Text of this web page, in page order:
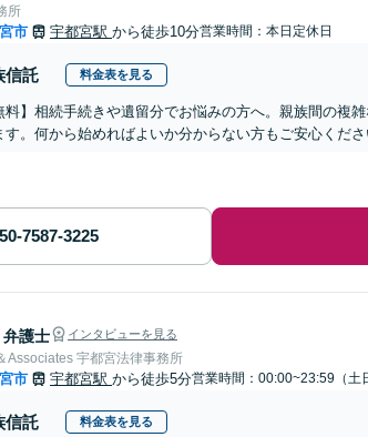
所
市 宇都宮駅 から徒歩10分営業時間：本日定休日
信託 料金表を見る
料】相続手続きや遺留分でお悩みの方へ。親族間の複
す。何から始めればよいか分からない方もご安心くだ
弁護士 インタビューを見る
Associates 宇都宮法律事務所
市 宇都宮駅 から徒歩5分営業時間：00:00~23:59（土
信託 料金表を見る